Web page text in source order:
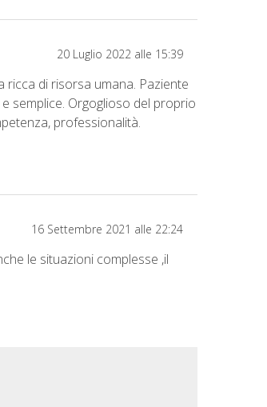
20 Luglio 2022 alle 15:39
di risorsa umana. Paziente
semplice. Orgoglioso del proprio
professionalità.
16 Settembre 2021 alle 22:24
le situazioni complesse ,il